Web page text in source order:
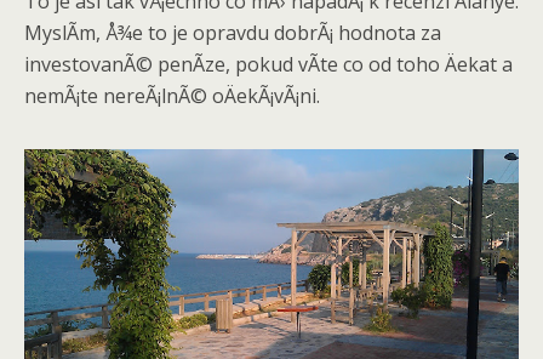
MyslÃ­m, Å¾e to je opravdu dobrÃ¡ hodnota za
investovanÃ© penÃ­ze, pokud vÃ­te co od toho Äekat a
nemÃ¡te nereÃ¡lnÃ© oÄekÃ¡vÃ¡ni.